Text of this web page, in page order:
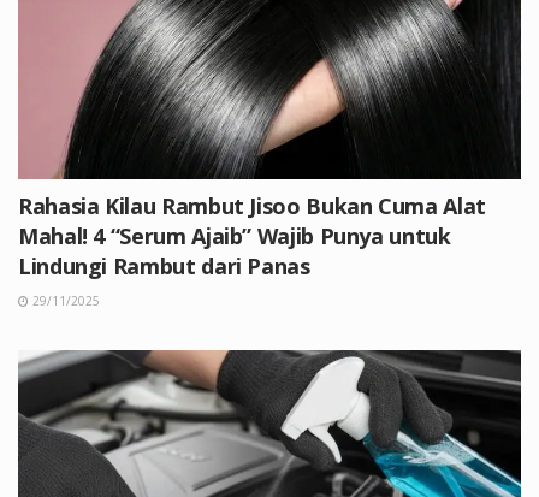
Rahasia Kilau Rambut Jisoo Bukan Cuma Alat
Mahal! 4 “Serum Ajaib” Wajib Punya untuk
Lindungi Rambut dari Panas
29/11/2025